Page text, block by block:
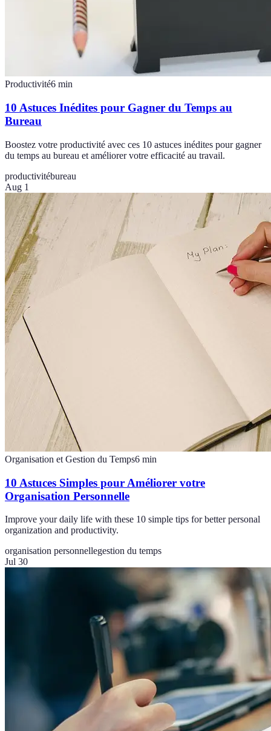
Productivité6 min
10 Astuces Inédites pour Gagner du Temps au
Bureau
Boostez votre productivité avec ces 10 astuces inédites pour gagner
du temps au bureau et améliorer votre efficacité au travail.
productivitébureau
Aug 1
Organisation et Gestion du Temps6 min
10 Astuces Simples pour Améliorer votre
Organisation Personnelle
Improve your daily life with these 10 simple tips for better personal
organization and productivity.
organisation personnellegestion du temps
Jul 30